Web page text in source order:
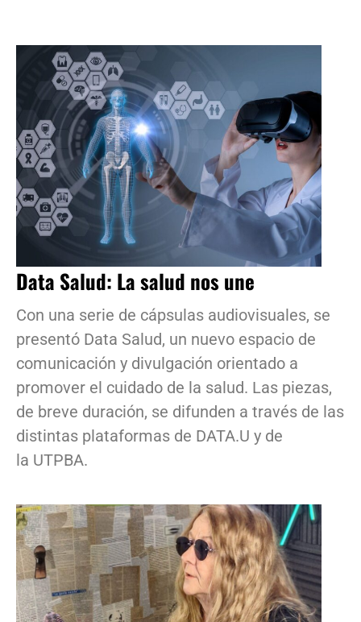
Data Salud: La salud nos une
Con una serie de cápsulas audiovisuales, se
presentó Data Salud, un nuevo espacio de
comunicación y divulgación orientado a
promover el cuidado de la salud. Las piezas,
de breve duración, se difunden a través de las
distintas plataformas de DATA.U y de
la UTPBA.